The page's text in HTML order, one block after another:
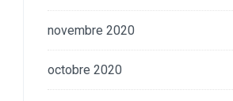
novembre 2020
octobre 2020